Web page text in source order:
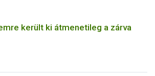
került ki átmenetileg a zárva